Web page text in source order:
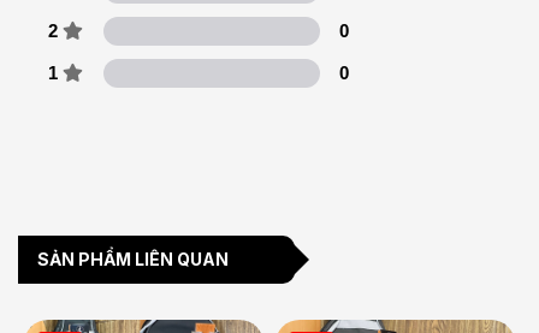
2 0
1 0
SẢN PHẨM LIÊN QUAN